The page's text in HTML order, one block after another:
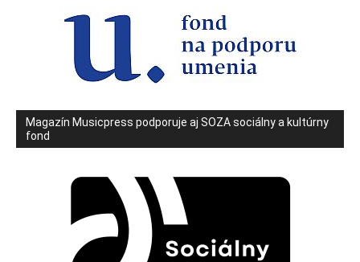
Magazín Musicpress podporuje aj SOZA sociálny a kultúrny
fond